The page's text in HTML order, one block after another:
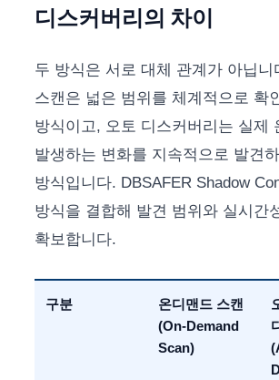
디스커버리의 차이
두 방식은 서로 대체 관계가 아닙니
스캔은 넓은 범위를 체계적으로 확
방식이고, 오토 디스커버리는 실제
발생하는 변화를 지속적으로 발견
방식입니다. DBSAFER Shadow
방식을 결합해 발견 범위와 실시간
확보합니다.
구분
온디맨드 스캔
(On-Demand
Scan)